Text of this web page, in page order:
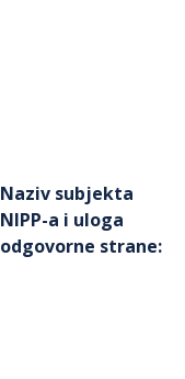
Naziv subjekta
NIPP-a i uloga
odgovorne strane: